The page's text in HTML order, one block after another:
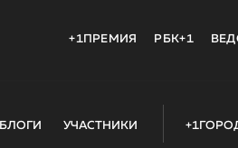
+1ПРЕМИЯ РБК+1
БЛОГИ УЧАСТНИКИ